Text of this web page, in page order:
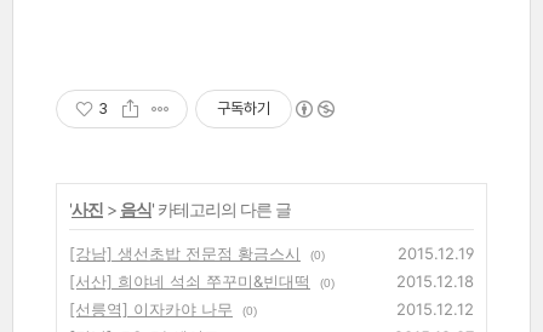
3 구독하기
'사진 > 음식' 카테고리의 다른 글
[강남] 생선초밥 전문점 황금스시 (0)
2015.12.19
[서산] 희야네 석쇠 쭈꾸미&빈대떡
(0)
2015.12.18
[선릉역] 이자카야 나무
(0)
2015.12.12